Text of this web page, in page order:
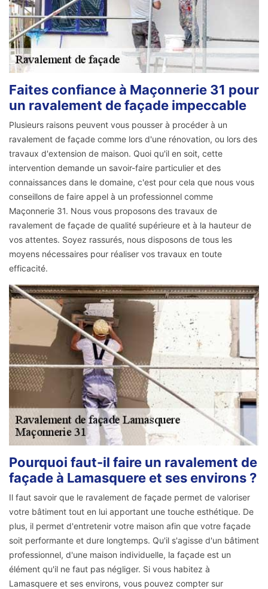
Faites confiance à Maçonnerie 31 pour
un ravalement de façade impeccable
Plusieurs raisons peuvent vous pousser à procéder à un
ravalement de façade comme lors d'une rénovation, ou lors des
travaux d'extension de maison. Quoi qu'il en soit, cette
intervention demande un savoir-faire particulier et des
connaissances dans le domaine, c'est pour cela que nous vous
conseillons de faire appel à un professionnel comme
Maçonnerie 31. Nous vous proposons des travaux de
ravalement de façade de qualité supérieure et à la hauteur de
vos attentes. Soyez rassurés, nous disposons de tous les
moyens nécessaires pour réaliser vos travaux en toute
efficacité.
Pourquoi faut-il faire un ravalement de
façade à Lamasquere et ses environs ?
Il faut savoir que le ravalement de façade permet de valoriser
votre bâtiment tout en lui apportant une touche esthétique. De
plus, il permet d'entretenir votre maison afin que votre façade
soit performante et dure longtemps. Qu'il s'agisse d'un bâtiment
professionnel, d'une maison individuelle, la façade est un
élément qu'il ne faut pas négliger. Si vous habitez à
Lamasquere et ses environs, vous pouvez compter sur